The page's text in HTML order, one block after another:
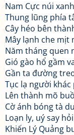
Nam Cực núi
Thung lũng phía
Cây héo bên
Mây lạnh che mịt
Năm tháng quen
Gió gào hổ gầm
Gần ta đường
Tục lạ người
Lên thành mõ
Cờ ánh bóng tà
Loạn ly, uý say hỏi
Khiến Lý Quảng